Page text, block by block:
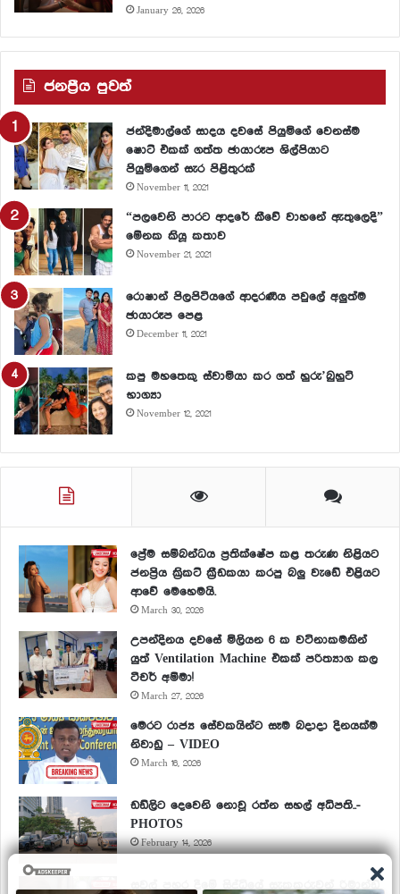
January 26, 2026
ජනප්‍රීය පුවත්
ජන්දිමාල්ගේ සාදය දවසේ පියුමිගේ වෙනස්ම
ෂොට් එකක් ගත්ත ඡායාරූප ශිල්පියාට
පියුමිගෙන් සැර පිළිතුරක්
November 11, 2021
“පලවෙනි පාරට ආදරේ කීවේ වාහනේ ඇතුලෙදි”
මේනක කියූ කතාව
November 21, 2021
රොෂාන් පිලපිටියගේ ආදරණීය පවුලේ අලුත්ම
ඡායාරූප පෙළ
December 11, 2021
කපු මහතෙකු ස්වාමියා කර ගත් හුරු’බුහුටි
භාග්‍යා
November 12, 2021
ප්‍රේම සම්බන්ධය ප්‍රතික්ෂේප කළ තරුණ නිළියට
ජනප්‍රිය ක්‍රිකට් ක්‍රීඩකයා කරපු බලු වැඩේ එළියට
ආවේ මෙහෙමයි.
March 30, 2026
උපන්දිනය දවසේ මිලියන 6 ක වටිනාකමකින්
යුත් Ventilation Machine එකක් පරිත්‍යාග කල
ටීචර් අම්මා!
March 27, 2026
මෙරට රාජ්‍ය සේවකයින්ට සෑම බදාදා දිනයක්ම
නිවාඩු – VIDEO
March 16, 2026
ඩඩ්ලිට දෙවෙනි නොවූ රත්න සහල් අධිපති..-
PHOTOS
February 14, 2026